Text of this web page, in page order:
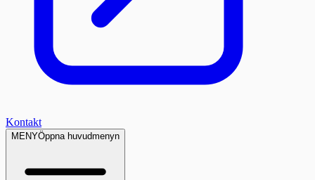
Kontakt
MENYÖppna huvudmenyn